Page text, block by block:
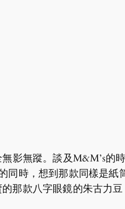
影無蹤。談及M&M’s的
同時，想到那款同樣是紙
那款八字眼鏡的朱古力